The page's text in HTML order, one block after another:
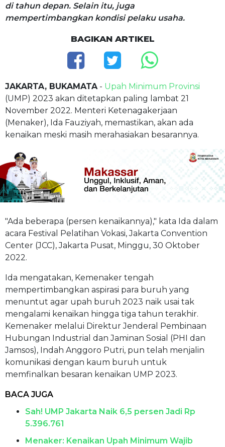
di tahun depan. Selain itu, juga
mempertimbangkan kondisi pelaku usaha.
BAGIKAN ARTIKEL
JAKARTA, BUKAMATA - Upah Minimum Provinsi
(UMP) 2023 akan ditetapkan paling lambat 21
November 2022. Menteri Ketenagakerjaan
(Menaker), Ida Fauziyah, memastikan, akan ada
kenaikan meski masih merahasiakan besarannya.
"Ada beberapa (persen kenaikannya)," kata Ida dalam
acara Festival Pelatihan Vokasi, Jakarta Convention
Center (JCC), Jakarta Pusat, Minggu, 30 Oktober
2022.
Ida mengatakan, Kemenaker tengah
mempertimbangkan aspirasi para buruh yang
menuntut agar upah buruh 2023 naik usai tak
mengalami kenaikan hingga tiga tahun terakhir.
Kemenaker melalui Direktur Jenderal Pembinaan
Hubungan Industrial dan Jaminan Sosial (PHI dan
Jamsos), Indah Anggoro Putri, pun telah menjalin
komunikasi dengan kaum buruh untuk
memfinalkan besaran kenaikan UMP 2023.
BACA JUGA
Sah! UMP Jakarta Naik 6,5 persen Jadi Rp
5.396.761
Menaker: Kenaikan Upah Minimum Wajib